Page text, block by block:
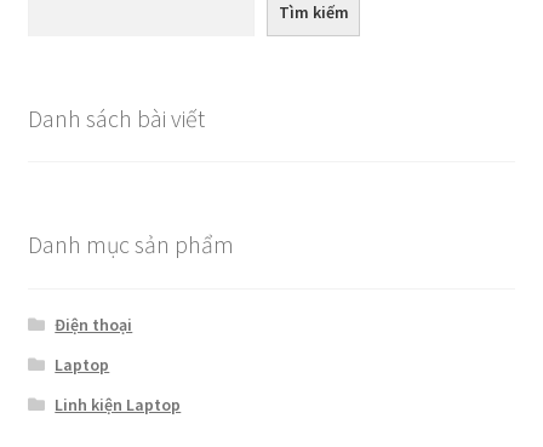
Tìm kiếm
Danh sách bài viết
Danh mục sản phẩm
Điện thoại
Laptop
Linh kiện Laptop